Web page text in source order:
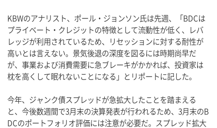
KBWのアナリスト、ポール・ジョンソン氏は先週、「BDCは
プライベート・クレジットの特徴として流動性が低く、レバ
レッジが利用されているため、リセッションに対する耐性が
高いとは言えない。景気後退の深度を図るには時期尚早だ
が、事業および消費需要に急ブレーキがかかれば、投資家は
枕を高くして眠れないことになる」とリポートに記した。
今年、ジャンク債スプレッドが急拡大したことを踏まえる
と、今後数週間で3月末の決算発表が行われるため、3月末のB
DCのポートフォリオ評価には注意が必要だ。スプレッド拡大